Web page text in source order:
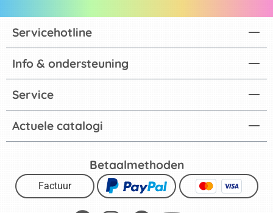
Actuele catalogi
Servicehotline
Info & ondersteuning
Service
Betaalmethoden
Factuur